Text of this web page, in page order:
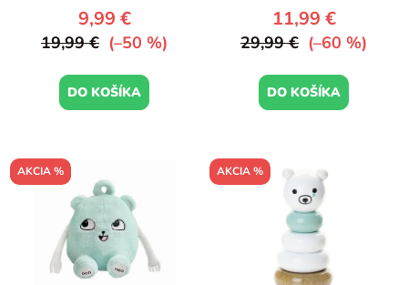
9,99 €
19,99 € (–50 %)
DO KOŠÍKA
11,99 €
29,99 € (–60 %)
DO KOŠÍKA
AKCIA % AKCIA %